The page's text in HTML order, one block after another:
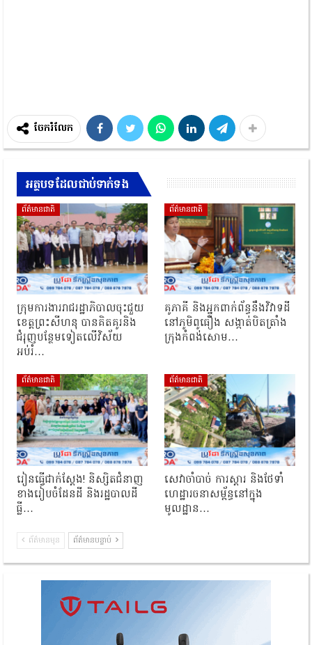
ចែករំលែក
អត្ថបទដែលជាប់ទាក់ទង
ព័ត៌មានជាតិ
ក្រុមការងាររាជរដ្ឋាភិបាលចុះជួយ
ខេត្តព្រះសីហនុ បានគិតគូរនិង
ជំរុញបន្ថែមទៀតលើវិស័យ
អប់រំ…
ព័ត៌មានជាតិ
គូភាគី និងអ្នកពាក់ព័ន្ធនឹងវិវាទដី
នៅភូមិពូធឿង សង្កាត់បិតត្រាំង
ក្រុងកំពង់សោម…
ព័ត៌មានជាតិ
រៀនធ្វើជាក់ស្ដែង! និស្សិតជំនាញ
ខាងរៀបចំដែនដី និងរដ្ឋបាលដី
ធ្លី…
ព័ត៌មានជាតិ
សេវាចាំបាច់ ការស្តារ និងថែទាំ
ហេដ្ឋារចនាសម្ព័ន្ធនៅក្នុង
មូលដ្ឋាន…
ព័ត៌មានមុន ព័ត៌មានបន្ទាប់